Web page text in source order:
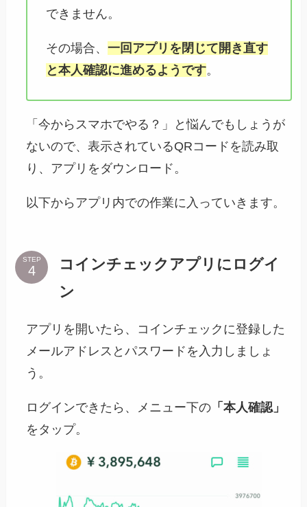
できません。
その場合、一回アプリを閉じて開き直す
と本人確認に進めるようです。
「今からスマホでやる？」と悩んでもしょうが
ないので、表示されているQRコードを読み取
り、アプリをダウンロード。
以下からアプリ内での作業に入っていきます。
STEP
コインチェックアプリにログイ
ン
アプリを開いたら、コインチェックに登録した
メールアドレスとパスワードを入力しましょ
う。
ログインできたら、メニュー下の 「本人確認」
をタップ。